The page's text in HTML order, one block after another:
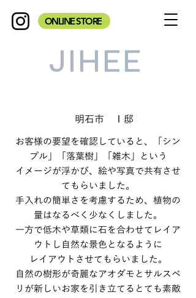
JIHEE
ONLINE STORE
明石市 Ｉ邸
お客様の要望を確認していると、「シン
プル」「落葉樹」「雑木」という
イメージが浮かび、絵や写真で共有させ
てもらいました。
手入れの簡単さを考慮するため、植物の
量はなるべく少なくしました。
一方で低木や草類に石を合わせてレイア
ウトし自然な景色となるように
レイアウトさせてもらいました。
自然の樹形が奇麗なアオダモとサルスベ
リが新しいお家を引き立てるとても素敵